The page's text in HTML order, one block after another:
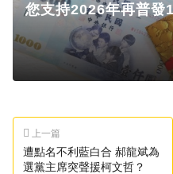
您支持2026年再普發
上一篇
遭點名不利藍白合 郝龍斌為
選黨主席突聲援柯文哲？